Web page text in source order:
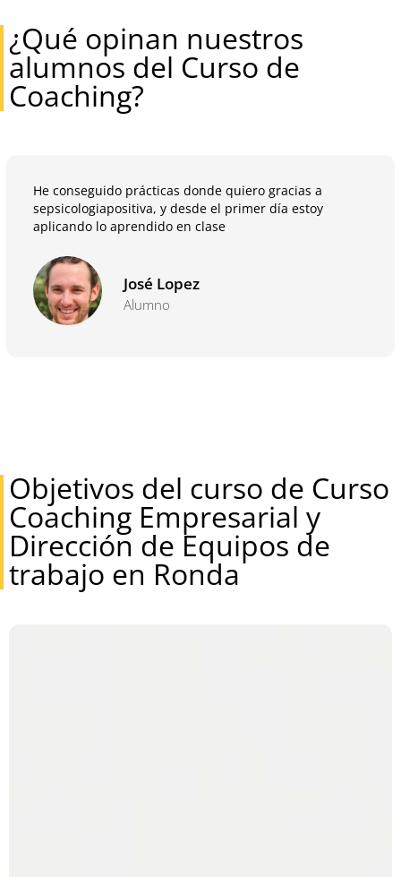
¿Qué opinan nuestros
alumnos del Curso de
Coaching?
He conseguido prácticas donde quiero gracias a
sepsicologiapositiva, y desde el primer día estoy
aplicando lo aprendido en clase
José Lopez
Alumno
Objetivos del curso de Curso
Coaching Empresarial y
Dirección de Equipos de
trabajo en Ronda